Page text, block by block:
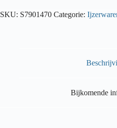
SKU: S7901470 Categorie:
Bijkomende